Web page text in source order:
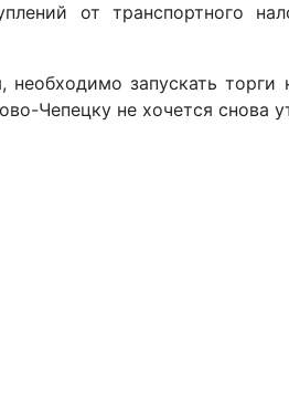
от транспортного
запускать торги
Чепецку не хочется снова